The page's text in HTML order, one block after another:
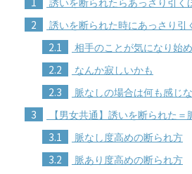
誘いを断られたらあっさり引く
2 誘いを断られた時にあっさり引
2.1 相手のことが気になり始
2.2 なんか寂しいかも
2.3 脈なしの場合は何も感じ
3 【男女共通】誘いを断られた＝
3.1 脈なし度高めの断られ方
3.2 脈あり度高めの断られ方